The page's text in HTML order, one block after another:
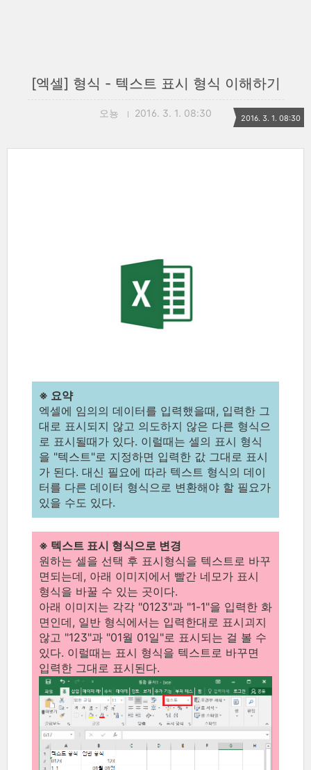
[엑셀] 형식 - 텍스트 표시 형식 이해하기
오뇽 2016. 3. 1. 08:30 2016. 3. 1. 08:30
※ 요약
엑셀에 임의의 데이터를 입력했을때, 입력한 그
대로 표시되지 않고 의도하지 않은 다른 형식으
로 표시될때가 있다. 이럴때는 셀의 표시 형식
을 "텍스트"로 지정하면 입력한 값 그대로 표시
가 된다. 대신 필요에 따라 텍스트 형식의 데이
터를 다른 데이터 형식으로 변환해야 할 필요가
있을 수도 있다.
※ 텍스트 표시 형식으로 변경
원하는 셀을 선택 후 표시형식을 텍스트로 바꾸
면되는데, 아래 이미지에서 빨간 네모가 표시
형식을 바꿀 수 있는 곳이다.
아래 이미지는 각각 "0123"과 "1-1"을 입력한 화
면인데, 일반 형식에서는 입력한대로 표시괴지
않고 "123"과 "01월 01일"로 표시되는 걸 볼 수
있다. 이럴때는 표시 형식을 텍스트로 바꾸면
입력한 그대로 표시된다.